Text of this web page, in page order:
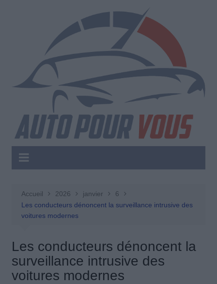
Accueil 2026 janvier
6
Les conducteurs dénoncent la surveillance intrusive des
voitures modernes
Les conducteurs dénoncent la
surveillance intrusive des
voitures modernes